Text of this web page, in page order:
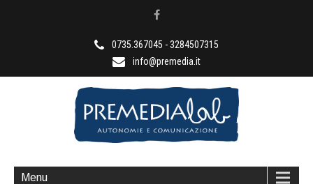
0735.367045 - 3284507315
info@premedia.it
Menu